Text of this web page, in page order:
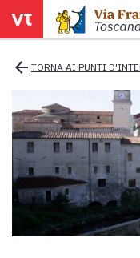
Territori
Tappe
Info utili
menu
arrow_back TORNA AI PUNTI